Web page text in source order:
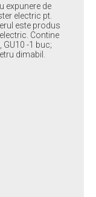
expunere de
electric pt.
este produs
Contine
GU10 -1 buc;
dimabil.